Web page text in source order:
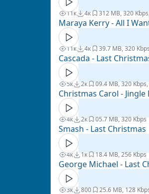
11к 4к 312 MB, 320
Maraya Kerry - All I
11к 4к 39.7 MB, 320
Cascada - Last
5к 2к 09.4 MB, 320 Kbps,
Christmas Carol - Jingle
4к 2к 05.7 MB, 320 Kbps
Smash - Last Christmas
4к 1к 18.4 MB, 256 Kbps
George Michael - Last
3к 800 25.6 MB, 128